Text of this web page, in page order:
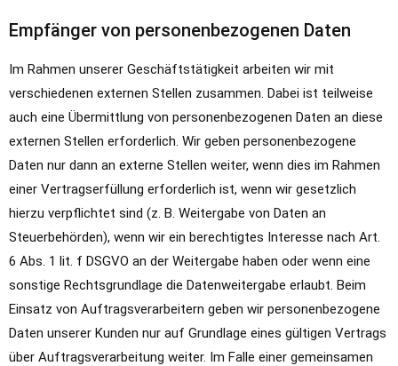
Empfänger von personenbezogenen Daten
Im Rahmen unserer Geschäftstätigkeit arbeiten wir mit
verschiedenen externen Stellen zusammen. Dabei ist teilweise
auch eine Übermittlung von personenbezogenen Daten an diese
externen Stellen erforderlich. Wir geben personenbezogene
Daten nur dann an externe Stellen weiter, wenn dies im Rahmen
einer Vertragserfüllung erforderlich ist, wenn wir gesetzlich
hierzu verpflichtet sind (z. B. Weitergabe von Daten an
Steuerbehörden), wenn wir ein berechtigtes Interesse nach Art.
6 Abs. 1 lit. f DSGVO an der Weitergabe haben oder wenn eine
sonstige Rechtsgrundlage die Datenweitergabe erlaubt. Beim
Einsatz von Auftragsverarbeitern geben wir personenbezogene
Daten unserer Kunden nur auf Grundlage eines gültigen Vertrags
über Auftragsverarbeitung weiter. Im Falle einer gemeinsamen